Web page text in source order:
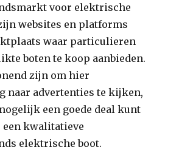
voor elektrische
websites en platforms
waar particulieren
boten te koop aanbieden.
zijn om hier
naar advertenties te kijken,
een goede deal kunt
een kwalitatieve
elektrische boot.